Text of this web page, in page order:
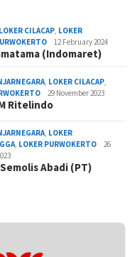
LOKER CILACAP LOKER
12 February 2024
(Indomaret)
LOKER CILACAP
29 November 2023
Ritelindo
LOKER
LOKER PURWOKERTO
26
Abadi (PT)